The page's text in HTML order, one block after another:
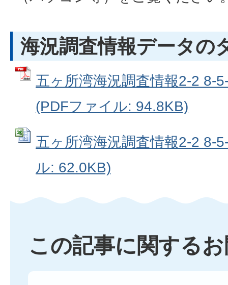
海況調査情報データの
五ヶ所湾海況調査情報2-2 8-
(PDFファイル: 94.8KB)
五ヶ所湾海況調査情報2-2 8-
ル: 62.0KB)
この記事に関する